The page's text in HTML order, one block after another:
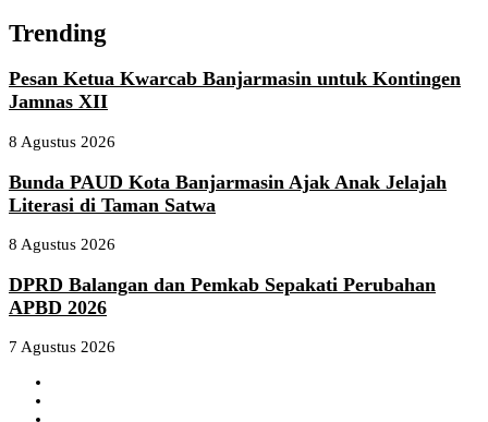
Trending
Pesan Ketua Kwarcab Banjarmasin untuk Kontingen
Jamnas XII
8 Agustus 2026
Bunda PAUD Kota Banjarmasin Ajak Anak Jelajah
Literasi di Taman Satwa
8 Agustus 2026
DPRD Balangan dan Pemkab Sepakati Perubahan
APBD 2026
7 Agustus 2026